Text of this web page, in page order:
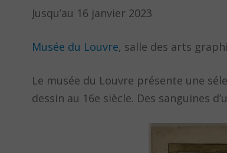
Jusqu’au 16 janvier 2023
Musée du Louvre, salle des arts
Le musée du Louvre présente une
dessin au 16e siècle. Des sanguines